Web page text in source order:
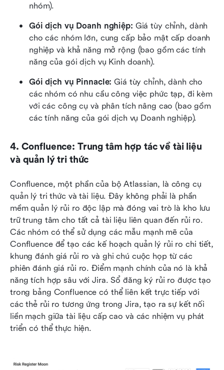
nhóm).
Gói dịch vụ Doanh nghiệp: Giá tùy chỉnh, dành
cho các nhóm lớn, cung cấp bảo mật cấp doanh
nghiệp và khả năng mở rộng (bao gồm các tính
năng của gói dịch vụ Kinh doanh).
Gói dịch vụ Pinnacle: Giá tùy chỉnh, dành cho
các nhóm có nhu cầu công việc phức tạp, đi kèm
với các công cụ và phân tích nâng cao (bao gồm
các tính năng của gói dịch vụ Doanh nghiệp).
4. Confluence: Trung tâm hợp tác về tài liệu
và quản lý tri thức
Confluence, một phần của bộ Atlassian, là công cụ
quản lý tri thức và tài liệu. Đây không phải là phần
mềm quản lý rủi ro độc lập mà đóng vai trò là kho lưu
trữ trung tâm cho tất cả tài liệu liên quan đến rủi ro.
Các nhóm có thể sử dụng các mẫu mạnh mẽ của
Confluence để tạo các kế hoạch quản lý rủi ro chi tiết,
khung đánh giá rủi ro và ghi chú cuộc họp từ các
phiên đánh giá rủi ro. Điểm mạnh chính của nó là khả
năng tích hợp sâu với Jira. Sổ đăng ký rủi ro được tạo
trong bảng Confluence có thể liên kết trực tiếp với
các thẻ rủi ro tương ứng trong Jira, tạo ra sự kết nối
liền mạch giữa tài liệu cấp cao và các nhiệm vụ phát
triển có thể thực hiện.